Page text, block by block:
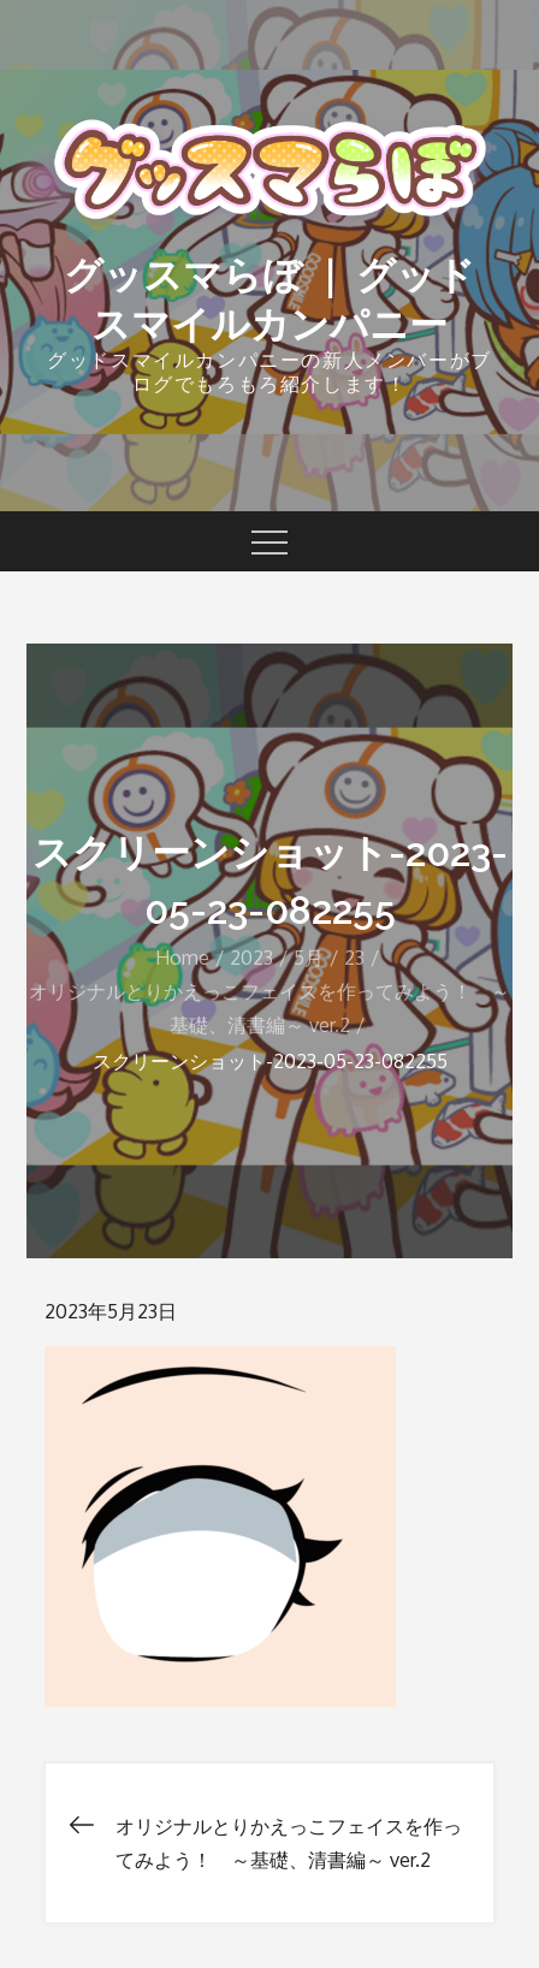
グッスマらぼ ｜ グッド
スマイルカンパニー
グッドスマイルカンパニーの新人メンバーがブ
ログでもろもろ紹介します！
スクリーンショット-2023-
05-23-082255
Home 2023 5月
23
オリジナルとりかえっこフェイスを作ってみよう！ ～
基礎、清書編～ ver.2
スクリーンショット-2023-05-23-082255
Posted
on
2023年5月23日
投オリジナルとりかえっこフェイスを作っ
てみよう！ ～基礎、清書編～ ver.2